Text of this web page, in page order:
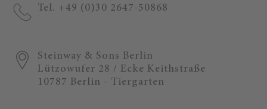
Tel. +49 (0)30 2647-50868
Steinway & Sons Berlin
Lützowufer 28 / Ecke Keithstraße
10787 Berlin - Tiergarten